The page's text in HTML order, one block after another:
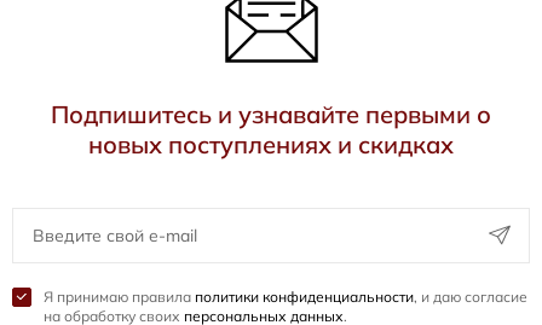
Подпишитесь и узнавайте первыми о
новых поступлениях и скидках
Я принимаю правила политики конфиденциальности, и даю согласие
на обработку своих персональных данных.